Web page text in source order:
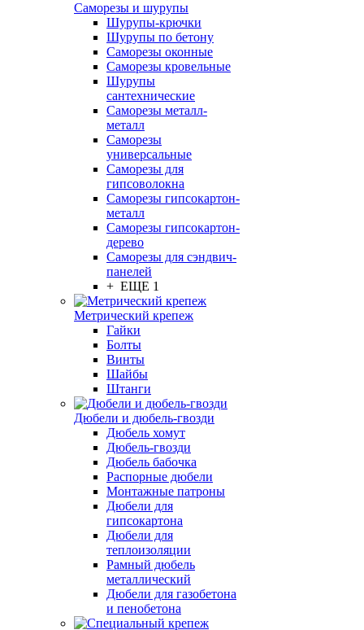
Саморезы и шурупы
Шурупы-крючки
Шурупы по бетону
Саморезы оконные
Саморезы кровельные
Шурупы
сантехнические
Саморезы металл-
металл
Саморезы
универсальные
Саморезы для
гипсоволокна
Саморезы гипсокартон-
металл
Саморезы гипсокартон-
дерево
Саморезы для сэндвич-
панелей
+ ЕЩЕ 1
Метрический крепеж
Гайки
Болты
Винты
Шайбы
Штанги
Дюбели и дюбель-гвозди
Дюбель хомут
Дюбель-гвозди
Дюбель бабочка
Распорные дюбели
Монтажные патроны
Дюбели для
гипсокартона
Дюбели для
теплоизоляции
Рамный дюбель
металлический
Дюбели для газобетона
и пенобетона